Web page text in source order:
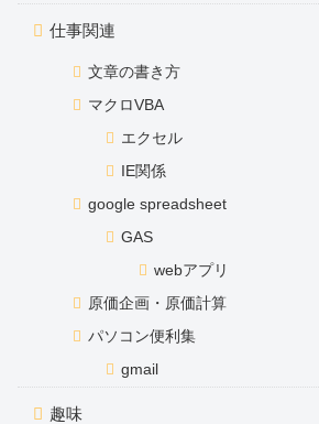
仕事関連
文章の書き方
マクロVBA
エクセル
IE関係
google spreadsheet
GAS
webアプリ
原価企画・原価計算
パソコン便利集
gmail
趣味